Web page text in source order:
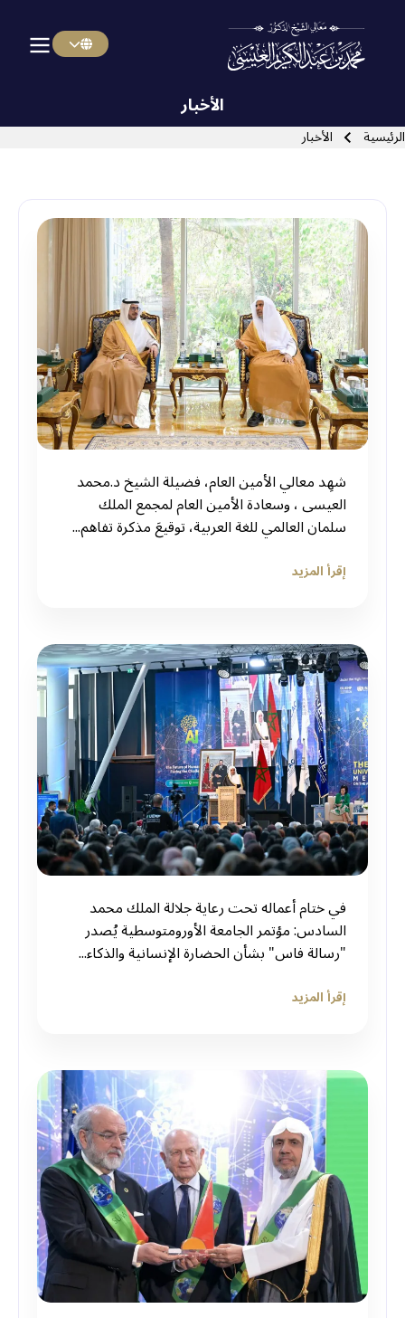
Skip to main navigation
الأخبار
مسار التنقل
الرئيسية الأخبار
شهِد معالي الأمين العام، فضيلة الشيخ د.⁧‫محمد
العيسى‬⁩ ‬⁩، وسعادة الأمين العام لمجمع الملك
سلمان العالمي للغة العربية، توقيعَ مذكرة تفاهم...
إقرأ المزيد
في ختام أعماله تحت رعاية جلالة الملك محمد
السادس: مؤتمر الجامعة الأورومتوسطية يُصدر
"رسالة فاس" بشأن الحضارة الإنسانية والذكاء...
إقرأ المزيد